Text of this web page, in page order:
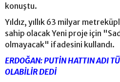
konuştu.
Yıldız, yıllık 63 milyar
sahip olacak Yeni proje için
olmayacak" ifadesini kullandı.
ERDOĞAN: PUTİN HATTIN ADI
OLABİLİR DEDİ